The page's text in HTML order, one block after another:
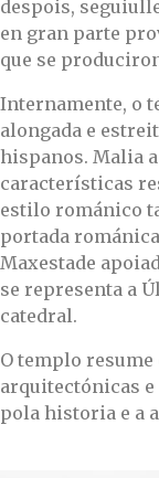
despois,
en gran parte
que se
Internamente, o
alongada e
hispanos. Malia
características
estilo románico
portada
Maxestade
se representa a
catedral.
O templo resume
arquitectónicas
pola historia e a